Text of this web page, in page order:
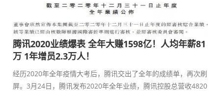
腾讯2020业绩爆表 全年大赚1598亿！人均年薪81
万 1年增员2.3万人！
经历2020年全年疫情大考后，腾讯交出了全年的成绩单，再次刷
屏。3月24日，腾讯发布2020年全年业绩，腾讯控股总营收4820